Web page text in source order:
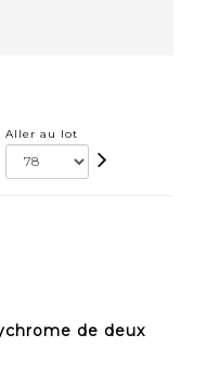
Aller au lot
de deux